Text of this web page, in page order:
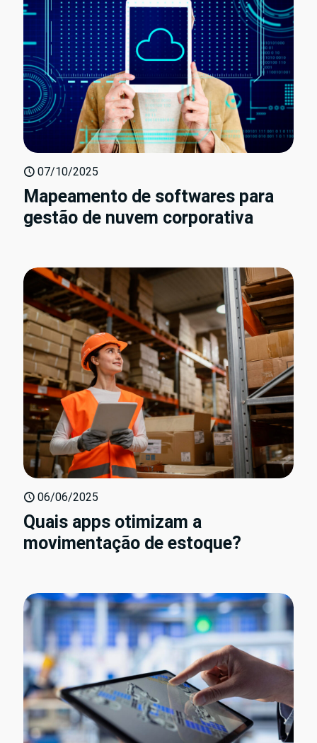
07/10/2025
Mapeamento de softwares para
gestão de nuvem corporativa
06/06/2025
Quais apps otimizam a
movimentação de estoque?